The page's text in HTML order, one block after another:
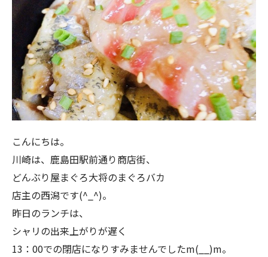
こんにちは。
川崎は、鹿島田駅前通り商店街、
どんぶり屋まぐろ大将のまぐろバカ
店主の西潟です(^_^)。
昨日のランチは、
シャリの出来上がりが遅く
13：00での閉店になりすみませんでしたm(__)m。